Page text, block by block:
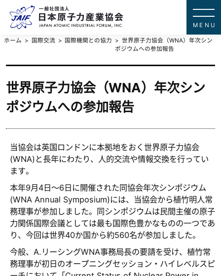
ホーム 国際交流 国際機関との協力
世界原子力協会（WNA）年次シン
ポジウムへの参加報告
世界原子力協会（WNA）年次シン
ポジウムへの参加報告
当協会は英国ロンドンに本拠地をおく世界原子力協会
(WNA)と長年にわたり、人的交流や情報交換を行ってい
ます。
本年9月4日～6日に開催された同協会年次シンポジウム
(WNA Annual Symposium)には、当協会から植竹明人常
務理事が参加しました。同シンポジウムは民間主催の原子
力関係国際会議としては最も国際色豊かなものの一つであ
り、今回は世界40か国から約560名が参加しました。
今般、A.リーシングWNA事務局長の要請を受け、植竹常
務理事が初日のオープニングセッション・ハイレベルスピ